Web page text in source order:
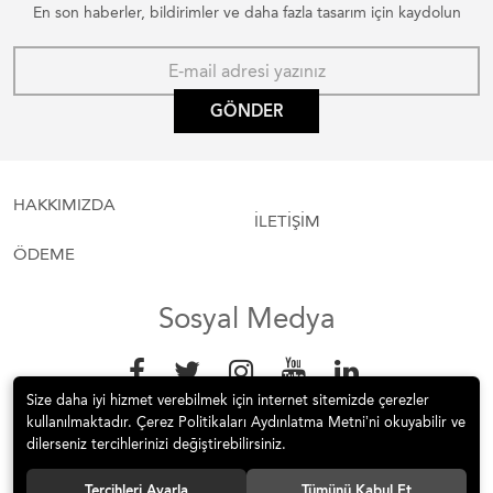
En son haberler, bildirimler ve daha fazla tasarım için kaydolun
GÖNDER
HAKKIMIZDA
ÖDEME
İLETİŞİM
Sosyal Medya
Size daha iyi hizmet verebilmek için internet sitemizde çerezler
kullanılmaktadır. Çerez Politikaları Aydınlatma Metni’ni okuyabilir ve
dilerseniz tercihlerinizi değiştirebilirsiniz.